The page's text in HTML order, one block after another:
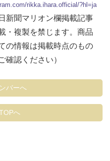
rikka.ihara.official/?hl=ja
新聞マリオン欄掲載記事
・複製を禁じます。商品
の情報は掲載時点のもの
確認ください）
バーへ
へ